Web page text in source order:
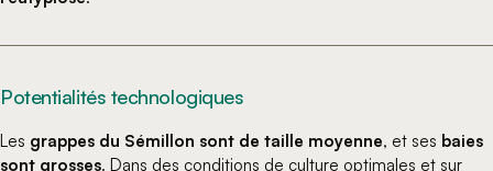
Potentialités technologiques
Les grappes du Sémillon sont de taille moyenne, et ses baies
sont grosses. Dans des conditions de culture optimales et sur